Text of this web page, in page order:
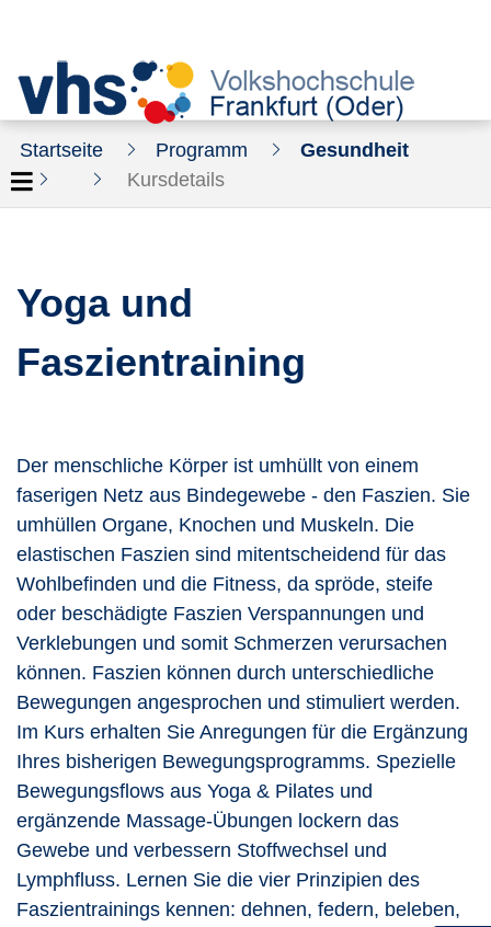
Startseite Programm
Gesundheit
Kursdetails
Yoga und
Faszientraining
Der menschliche Körper ist umhüllt von einem
faserigen Netz aus Bindegewebe - den Faszien. Sie
umhüllen Organe, Knochen und Muskeln. Die
elastischen Faszien sind mitentscheidend für das
Wohlbefinden und die Fitness, da spröde, steife
oder beschädigte Faszien Verspannungen und
Verklebungen und somit Schmerzen verursachen
können. Faszien können durch unterschiedliche
Bewegungen angesprochen und stimuliert werden.
Im Kurs erhalten Sie Anregungen für die Ergänzung
Ihres bisherigen Bewegungsprogramms. Spezielle
Bewegungsflows aus Yoga & Pilates und
ergänzende Massage-Übungen lockern das
Gewebe und verbessern Stoffwechsel und
Lymphfluss. Lernen Sie die vier Prinzipien des
Faszientrainings kennen: dehnen, federn, beleben,